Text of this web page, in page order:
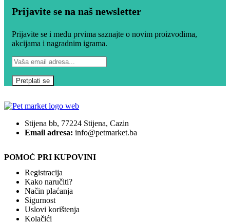
Prijavite se na naš newsletter
Prijavite se i među prvima saznajte o novim proizvodima,
akcijama i nagradnim igrama.
Stijena bb, 77224 Stijena, Cazin
Email adresa: info@petmarket.ba
POMOĆ PRI KUPOVINI
Registracija
Kako naručiti?
Način plaćanja
Sigurnost
Uslovi korištenja
Kolačići